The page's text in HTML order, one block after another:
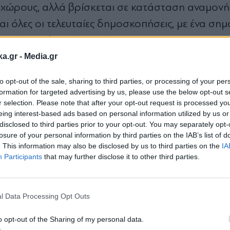
- Media.gr
opt-out of the sale, sharing to third parties, or processing of your
for targeted advertising by us, please use the below opt-out
selection. Please note that after your opt-out request is processed
interest-based ads based on personal information utilized by us
to third parties prior to your opt-out. You may separately
of your personal information by third parties on the IAB’s list of
This information may also be disclosed by us to third parties on the
Participants that may further disclose it to other third parties.
Data Processing Opt Outs
opt-out of the Sharing of my personal data.
αλλά βρίσκεται σε κατάσταση
όλες οι τελευταίες δημοσκοπήσεις, με ένα
το εκλογικό κοινό της ΝΔ του 2023. «Η
για τη διατήρηση της εκλογικής
λένε στελέχη της ΝΔ σε κατιδίαν συζητήσεις
Κυρανάκης διαθέτει ένα ιδιαίτερο πολιτικό
Όπως σημειώνουν σε συζητήσεις τους,
κομματικό ακροατήριο όσο και σε νεότερες
κόμματα δυσκολεύονται να
είναι εκείνη ενός στελέχους που «μιλά τη
με τη νέα γενιά ψηφοφόρων, στοιχείο που
newsletter